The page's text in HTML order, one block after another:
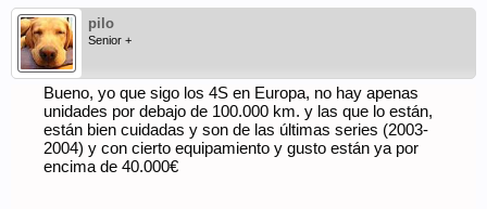
pilo
Senior +
Bueno, yo que sigo los 4S en Europa, no hay apenas
unidades por debajo de 100.000 km. y las que lo están,
están bien cuidadas y son de las últimas series (2003-
2004) y con cierto equipamiento y gusto están ya por
encima de 40.000€